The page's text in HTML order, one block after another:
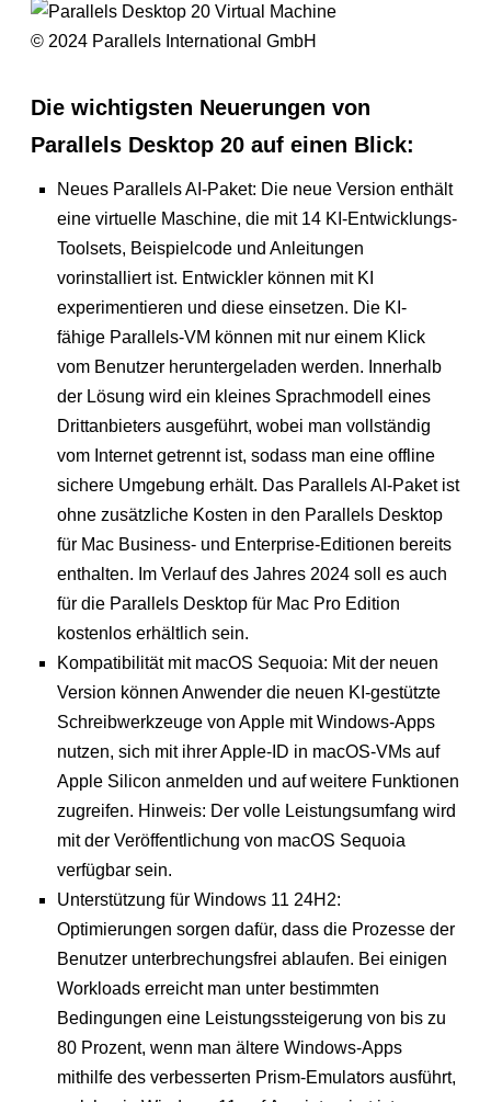
© 2024 Parallels International GmbH
Die wichtigsten Neuerungen von
Parallels Desktop 20 auf einen Blick:
Neues Parallels AI-Paket: Die neue Version enthält
eine virtuelle Maschine, die mit 14 KI-Entwicklungs-
Toolsets, Beispielcode und Anleitungen
vorinstalliert ist. Entwickler können mit KI
experimentieren und diese einsetzen. Die KI-
fähige Parallels-VM können mit nur einem Klick
vom Benutzer heruntergeladen werden. Innerhalb
der Lösung wird ein kleines Sprachmodell eines
Drittanbieters ausgeführt, wobei man vollständig
vom Internet getrennt ist, sodass man eine offline
sichere Umgebung erhält. Das Parallels AI-Paket ist
ohne zusätzliche Kosten in den Parallels Desktop
für Mac Business- und Enterprise-Editionen bereits
enthalten. Im Verlauf des Jahres 2024 soll es auch
für die Parallels Desktop für Mac Pro Edition
kostenlos erhältlich sein.
Kompatibilität mit macOS Sequoia: Mit der neuen
Version können Anwender die neuen KI-gestützte
Schreibwerkzeuge von Apple mit Windows-Apps
nutzen, sich mit ihrer Apple-ID in macOS-VMs auf
Apple Silicon anmelden und auf weitere Funktionen
zugreifen. Hinweis: Der volle Leistungsumfang wird
mit der Veröffentlichung von macOS Sequoia
verfügbar sein.
Unterstützung für Windows 11 24H2:
Optimierungen sorgen dafür, dass die Prozesse der
Benutzer unterbrechungsfrei ablaufen. Bei einigen
Workloads erreicht man unter bestimmten
Bedingungen eine Leistungssteigerung von bis zu
80 Prozent, wenn man ältere Windows-Apps
mithilfe des verbesserten Prism-Emulators ausführt,